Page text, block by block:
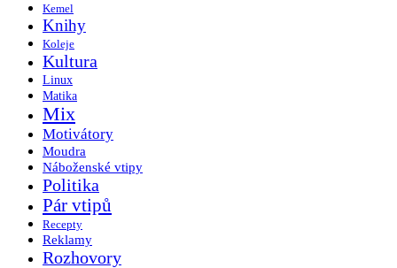
Kemel
Knihy
Koleje
Kultura
Linux
Matika
Mix
Motivátory
Moudra
Náboženské vtipy
Politika
Pár vtipů
Recepty
Reklamy
Rozhovory